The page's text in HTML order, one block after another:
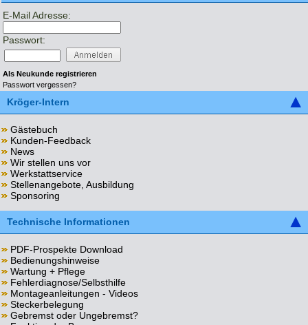
E-Mail Adresse:
Passwort:
Als Neukunde registrieren
Passwort vergessen?
Kröger-Intern
Gästebuch
Kunden-Feedback
News
Wir stellen uns vor
Werkstattservice
Stellenangebote, Ausbildung
Sponsoring
Technische Informationen
PDF-Prospekte Download
Bedienungshinweise
Wartung + Pflege
Fehlerdiagnose/Selbsthilfe
Montageanleitungen - Videos
Steckerbelegung
Gebremst oder Ungebremst?